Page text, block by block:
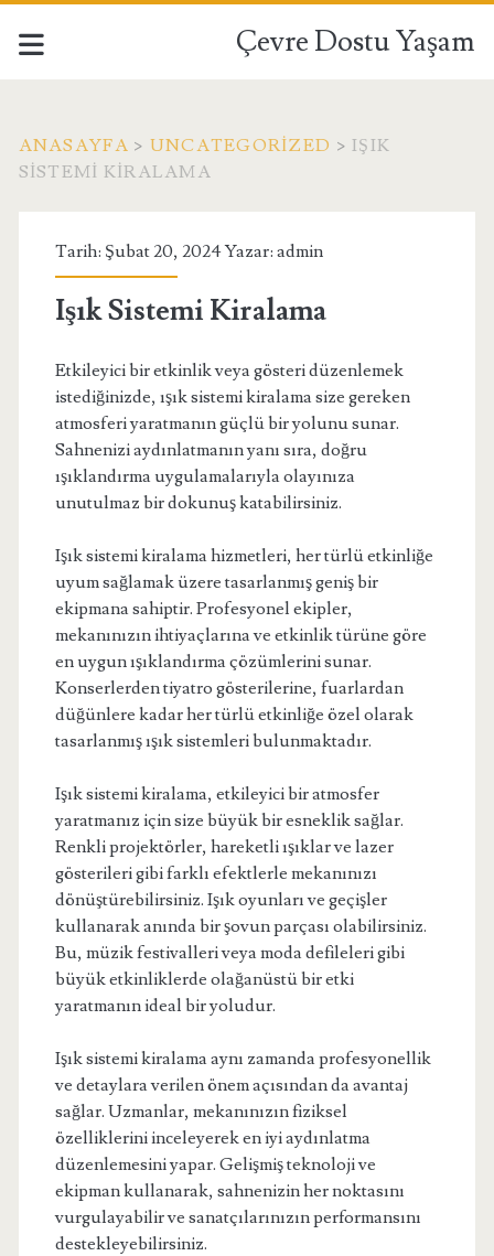
Çevre Dostu Yaşam
ANASAYFA > UNCATEGORIZED >IŞIK
SISTEMI KIRALAMA
Tarih: Şubat 20, 2024 Yazar: admin
Işık Sistemi Kiralama
Etkileyici bir etkinlik veya gösteri düzenlemek
istediğinizde, ışık sistemi kiralama size gereken
atmosferi yaratmanın güçlü bir yolunu sunar.
Sahnenizi aydınlatmanın yanı sıra, doğru
ışıklandırma uygulamalarıyla olayınıza
unutulmaz bir dokunuş katabilirsiniz.
Işık sistemi kiralama hizmetleri, her türlü etkinliğe
uyum sağlamak üzere tasarlanmış geniş bir
ekipmana sahiptir. Profesyonel ekipler,
mekanınızın ihtiyaçlarına ve etkinlik türüne göre
en uygun ışıklandırma çözümlerini sunar.
Konserlerden tiyatro gösterilerine, fuarlardan
düğünlere kadar her türlü etkinliğe özel olarak
tasarlanmış ışık sistemleri bulunmaktadır.
Işık sistemi kiralama, etkileyici bir atmosfer
yaratmanız için size büyük bir esneklik sağlar.
Renkli projektörler, hareketli ışıklar ve lazer
gösterileri gibi farklı efektlerle mekanınızı
dönüştürebilirsiniz. Işık oyunları ve geçişler
kullanarak anında bir şovun parçası olabilirsiniz.
Bu, müzik festivalleri veya moda defileleri gibi
büyük etkinliklerde olağanüstü bir etki
yaratmanın ideal bir yoludur.
Işık sistemi kiralama aynı zamanda profesyonellik
ve detaylara verilen önem açısından da avantaj
sağlar. Uzmanlar, mekanınızın fiziksel
özelliklerini inceleyerek en iyi aydınlatma
düzenlemesini yapar. Gelişmiş teknoloji ve
ekipman kullanarak, sahnenizin her noktasını
vurgulayabilir ve sanatçılarınızın performansını
destekleyebilirsiniz.